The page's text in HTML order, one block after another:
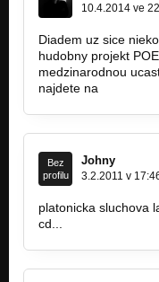
10.4.2014 ve
Diadem uz sice
hudobny projekt
medzinarodnou
najdete na
Bez
profilu
Johny
3.2.2011 v
platonicka sluchova
cd...